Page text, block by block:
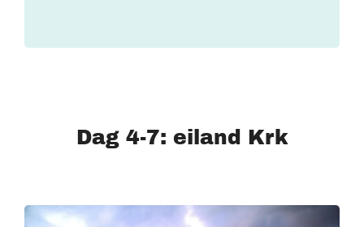
Dag 4-7: eiland Krk